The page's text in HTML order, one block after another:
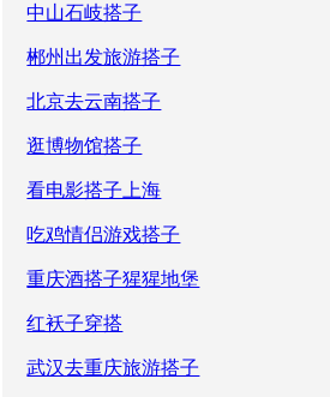
中山石岐搭子
郴州出发旅游搭子
北京去云南搭子
逛博物馆搭子
看电影搭子上海
吃鸡情侣游戏搭子
重庆酒搭子猩猩地堡
红袄子穿搭
武汉去重庆旅游搭子